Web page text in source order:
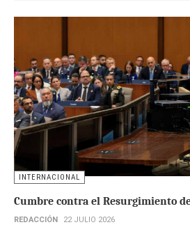
INTERNACIONAL
Cumbre contra el Resurgimiento
REDACCIÓN 22 JULIO 2026